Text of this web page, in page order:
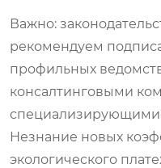
Важно:
рекомендуем
профильных
консалтинговыми
Незнание новых
экологического